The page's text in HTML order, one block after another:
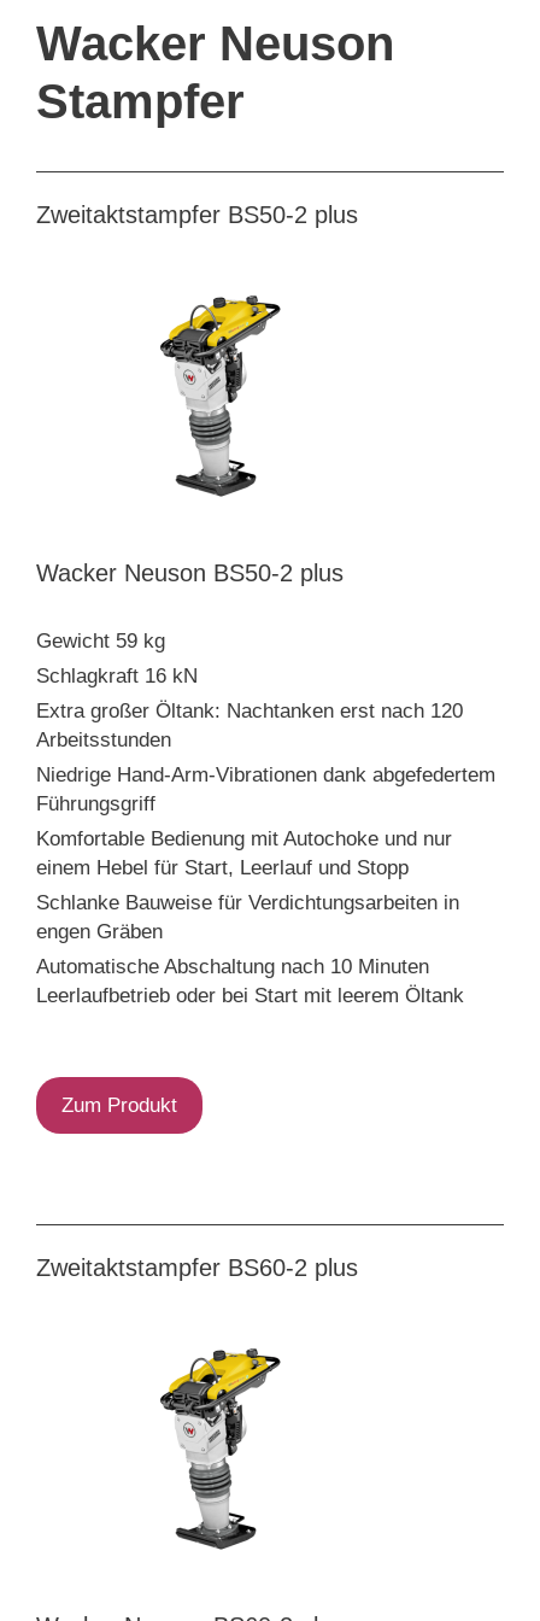
Wacker Neuson
Stampfer
Zweitaktstampfer BS50-2 plus
Wacker Neuson BS50-2 plus
Gewicht 59 kg
Schlagkraft 16 kN
Extra großer Öltank: Nachtanken erst nach 120
Arbeitsstunden
Niedrige Hand-Arm-Vibrationen dank abgefedertem
Führungsgriff
Komfortable Bedienung mit Autochoke und nur
einem Hebel für Start, Leerlauf und Stopp
Schlanke Bauweise für Verdichtungsarbeiten in
engen Gräben
Automatische Abschaltung nach 10 Minuten
Leerlaufbetrieb oder bei Start mit leerem Öltank
Zum Produkt
Zweitaktstampfer BS60-2 plus